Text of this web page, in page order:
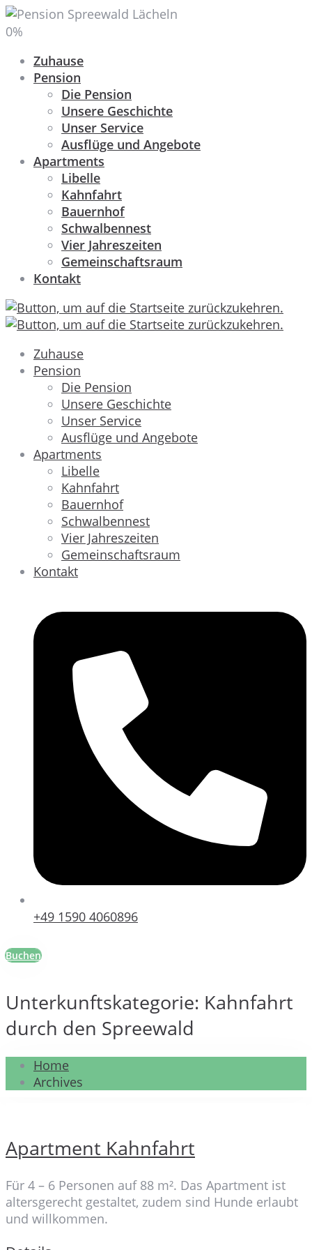
0%
Zuhause
Pension
Die Pension
Unsere Geschichte
Unser Service
Ausflüge und Angebote
Apartments
Libelle
Kahnfahrt
Bauernhof
Schwalbennest
Vier Jahreszeiten
Gemeinschaftsraum
Kontakt
Zuhause
Pension
Die Pension
Unsere Geschichte
Unser Service
Ausflüge und Angebote
Apartments
Libelle
Kahnfahrt
Bauernhof
Schwalbennest
Vier Jahreszeiten
Gemeinschaftsraum
Kontakt
+49 1590 4060896
Buchen
Unterkunftskategorie: Kahnfahrt
durch den Spreewald
Home
Archives
Apartment Kahnfahrt
Für 4 – 6 Personen auf 88 m². Das Apartment ist
altersgerecht gestaltet, zudem sind Hunde erlaubt
und willkommen.